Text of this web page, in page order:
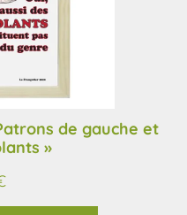
de gauche et
»